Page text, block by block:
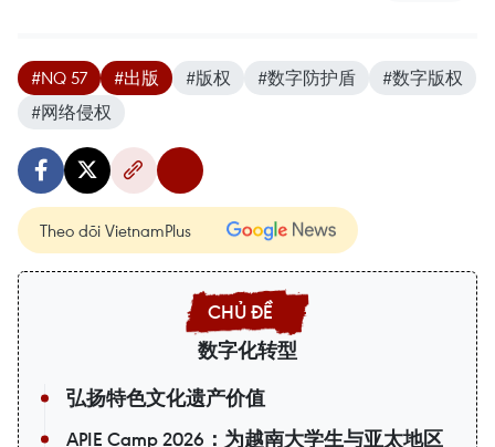
#NQ 57 #出版 #版权 #数字防护盾
#数字版权
#网络侵权
Theo dõi VietnamPlus
数字化转型
弘扬特色文化遗产价值
APIE Camp 2026：为越南大学生与亚太地区